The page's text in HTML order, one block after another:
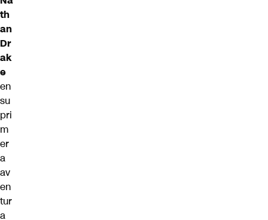
th
an
Dr
ak
e
en
su
pri
m
er
a
av
en
tur
a